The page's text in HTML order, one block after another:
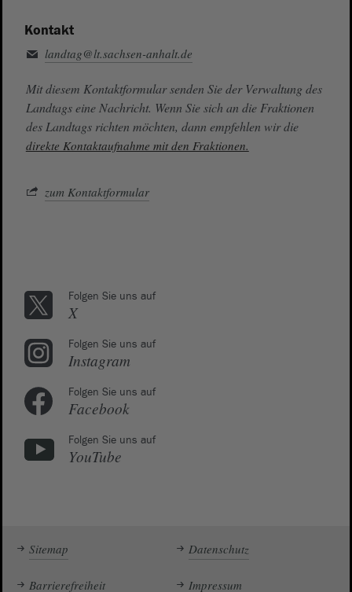
Kontakt
landtag@lt.sachsen-anhalt.de
Mit diesem Kontaktformular senden Sie der Verwaltung des
Landtags eine Nachricht. Wenn Sie sich an die Fraktionen
des Landtags richten möchten, dann empfehlen wir die
direkte Kontaktaufnahme mit den Fraktionen.
zum Kontaktformular
Folgen Sie uns auf
X
Folgen Sie uns auf
Instagram
Folgen Sie uns auf
Facebook
Folgen Sie uns auf
YouTube
Sitemap Datenschutz
Barrierefreiheit Impressum